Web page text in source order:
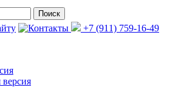
+7 (911) 759-16-49